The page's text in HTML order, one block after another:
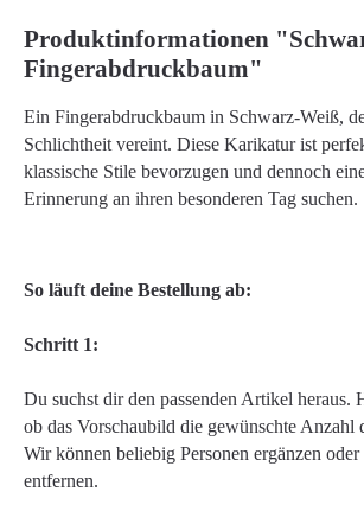
Produktinformationen
Fingerabdruckbaum"
Ein Fingerabdruckbaum in Schwarz-Weiß,
Schlichtheit vereint. Diese Karikatur ist
klassische Stile bevorzugen und dennoch
Erinnerung an ihren besonderen Tag suchen.
So läuft deine Bestellung ab:
Schritt 1:
Du suchst dir den passenden Artikel heraus.
ob das Vorschaubild die gewünschte Anzahl
Wir können beliebig Personen ergänzen
entfernen.